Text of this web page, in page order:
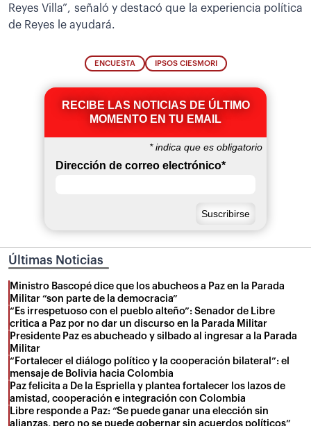
Reyes Villa”, señaló y destacó que la experiencia política
de Reyes le ayudará.
ENCUESTA IPSOS CIESMORI
RECIBE LAS NOTICIAS DE ÚLTIMO
MOMENTO EN TU EMAIL
*indica que es obligatorio
Dirección de correo electrónico*
Últimas Noticias
Ministro Bascopé dice que los abucheos a Paz en la Parada
Militar “son parte de la democracia”
“Es irrespetuoso con el pueblo alteño”: Senador de Libre
critica a Paz por no dar un discurso en la Parada Militar
Presidente Paz es abucheado y silbado al ingresar a la Parada
Militar
“Fortalecer el diálogo político y la cooperación bilateral”: el
mensaje de Bolivia hacia Colombia
Paz felicita a De la Espriella y plantea fortalecer los lazos de
amistad, cooperación e integración con Colombia
Libre responde a Paz: “Se puede ganar una elección sin
alianzas, pero no se puede gobernar sin acuerdos políticos”